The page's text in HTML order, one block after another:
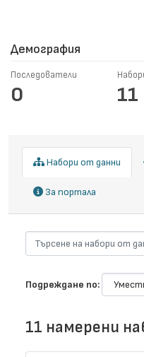
Демография
Последователи
0 11
Набори от данни
За портала
Подреждане по
11 намерени